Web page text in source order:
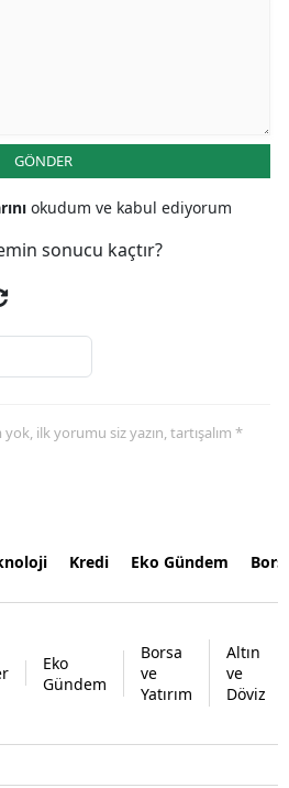
GÖNDER
okudum ve kabul ediyorum
sonucu kaçtır?
ilk yorumu siz yazın, tartışalım *
Kredi Eko Gündem
Eko
Gündem
Borsa
ve
Yatırım
Altın
ve
Döviz